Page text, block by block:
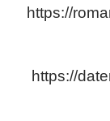
https://
https://